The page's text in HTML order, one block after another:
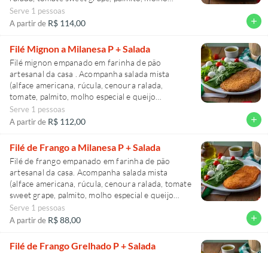
especial e queijo parmesão filetado). Para 1
pessoa.
Serve 1 pessoas
A partir de R$ 114,00 add
Filé Mignon a Milanesa P + Salada
Filé mignon empanado em farinha de pão
artesanal da casa . Acompanha salada mista
(alface americana, rúcula, cenoura ralada,
tomate, palmito, molho especial e queijo
parmesão filetado) Para 1 pessoa.
Serve 1 pessoas
A partir de R$ 112,00 add
Filé de Frango a Milanesa P + Salada
Filé de frango empanado em farinha de pão
artesanal da casa. Acompanha salada mista
(alface americana, rúcula, cenoura ralada, tomate
sweet grape, palmito, molho especial e queijo
parmesão filetado). Para 1 pessoa
Serve 1 pessoas
A partir de R$ 88,00 add
Filé de Frango Grelhado P + Salada